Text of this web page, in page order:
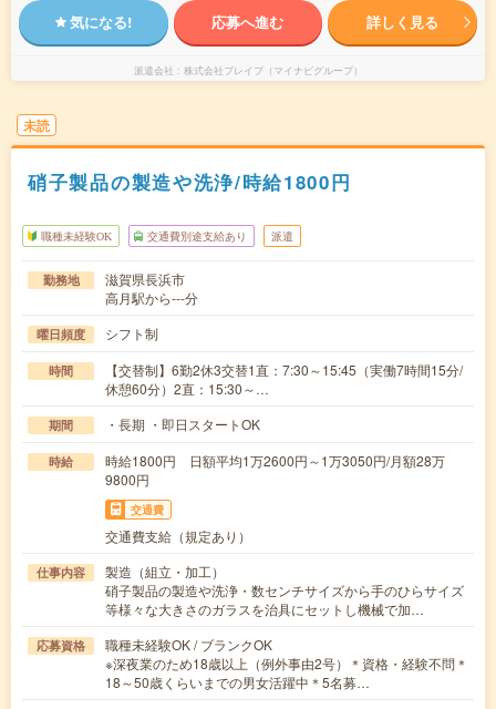
気になる! 応募へ進む 詳しく見る
派遣会社 株式会社ブレイブ（マイナビグループ）
未読
硝子製品の製造や洗浄/時給1800円
職種未経験OK 交通費別途支給あり 派遣
勤務地
滋賀県長浜市
高月駅から---分
曜日頻度 シフト制
時間
【交替制】6勤2休3交替1直：7:30～15:45（実働7時間15分/
休憩60分）2直：15:30～…
期間 ・長期 ・即日スタートOK
時給
時給1800円 日額平均1万2600円～1万3050円/月額28万
9800円
交通費
交通費支給（規定あり）
仕事内容
製造（組立・加工）
硝子製品の製造や洗浄・数センチサイズから手のひらサイズ
等様々な大きさのガラスを治具にセットし機械で加…
応募資格
職種未経験OK / ブランクOK
※深夜業のため18歳以上（例外事由2号）＊資格・経験不問＊
18～50歳くらいまでの男女活躍中＊5名募…